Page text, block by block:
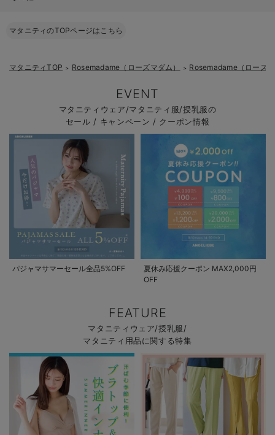
マタニティのTOPページはこちら
マタニティTOP ＞ Rosemadame（ローズマダム） ＞ Rosemadame（ローズ
EVENT
マタニティウェア/マタニティ服/授乳服の
セール / キャンペーン / クーポン情報
パジャマサマーセール全品5%OFF
夏休み応援クーポン MAX2,000円
OFF
FEATURE
マタニティウェア/授乳服/
マタニティ用品に関する特集